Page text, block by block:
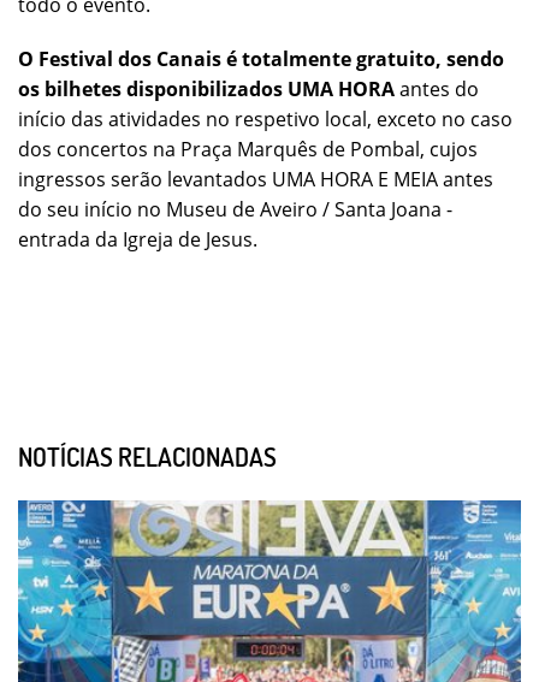
O Festival dos Canais é totalmente gratuito, sendo
os bilhetes disponibilizados UMA HORAantes do
início das atividades no respetivo local, exceto no caso
dos concertos na Praça Marquês de Pombal, cujos
ingressos serão levantados UMA HORA E MEIA antes
do seu início no Museu de Aveiro / Santa Joana -
entrada da Igreja de Jesus.
NOTÍCIAS RELACIONADAS